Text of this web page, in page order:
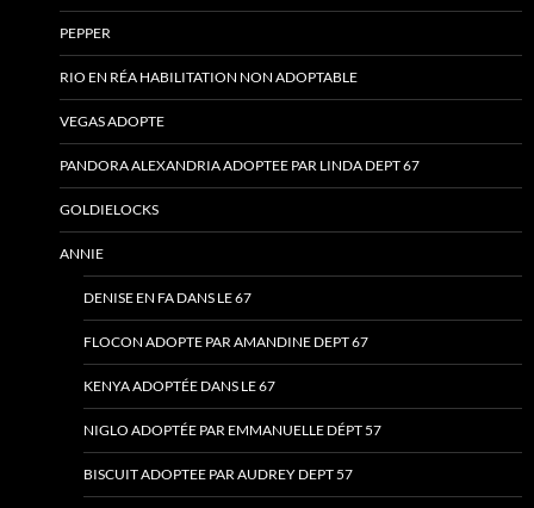
PEPPER
RIO EN RÉA HABILITATION NON ADOPTABLE
VEGAS ADOPTE
PANDORA ALEXANDRIA ADOPTEE PAR LINDA DEPT 67
GOLDIELOCKS
ANNIE
DENISE EN FA DANS LE 67
FLOCON ADOPTE PAR AMANDINE DEPT 67
KENYA ADOPTÉE DANS LE 67
NIGLO ADOPTÉE PAR EMMANUELLE DÉPT 57
BISCUIT ADOPTEE PAR AUDREY DEPT 57